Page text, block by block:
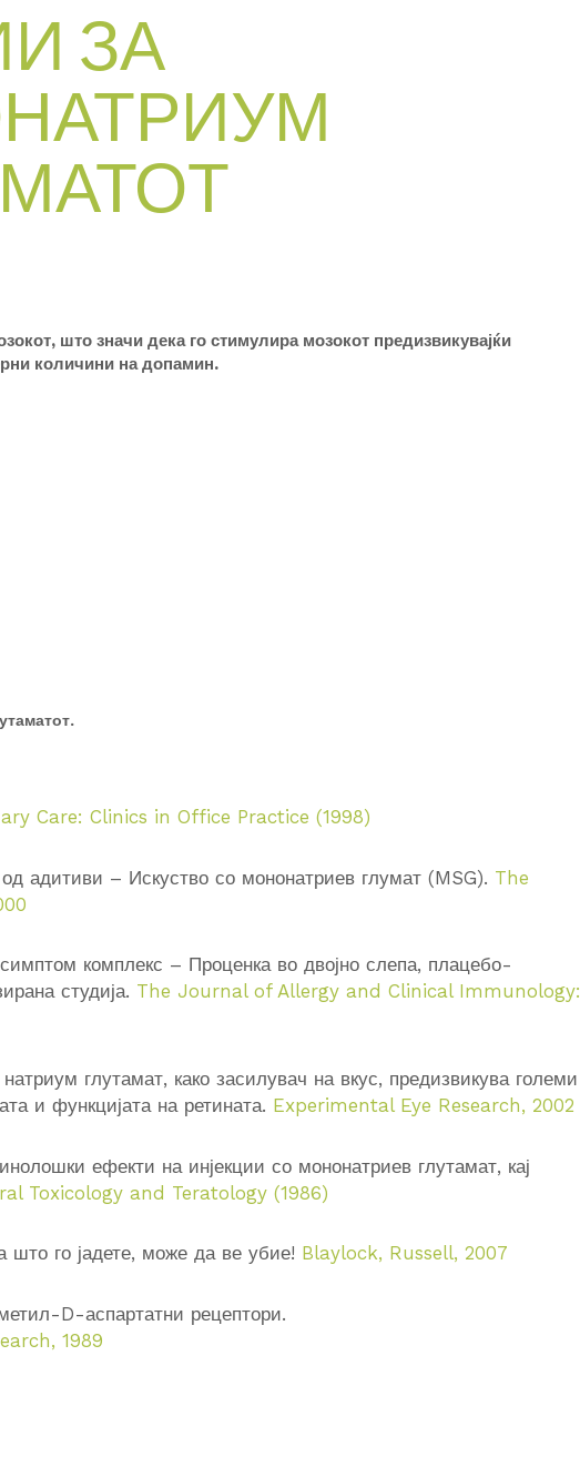
ЗА
што значи дека го стимулира мозокот предизвикувајќи
количини на допамин.
Care: Clinics in Office Practice (1998)
адитиви – Искуство со мононатриев глумат (MSG). The
комплекс – Проценка во двојно слепа, плацебо-
студија. The Journal of Allergy and Clinical Immunology:
глутамат, како засилувач на вкус, предизвикува големи
и функцијата на ретината. Experimental Eye Research, 2002
ефекти на инјекции со мононатриев глутамат, кај
Toxicology and Teratology (1986)
го јадете, може да ве убие! Blaylock, Russell, 2007
D-аспартатни рецептори.
1989